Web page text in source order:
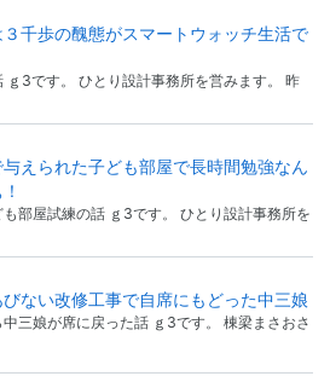
千歩の醜態がスマートウォッチ生活で
ｇ3です。 ひとり設計事務所を営みます。 昨
えられた子ども部屋で長時間勉強なん
部屋試練の話 ｇ3です。 ひとり設計事務所を
ない改修工事で自席にもどった中三娘
三娘が席に戻った話 ｇ3です。 棟梁まさおさ